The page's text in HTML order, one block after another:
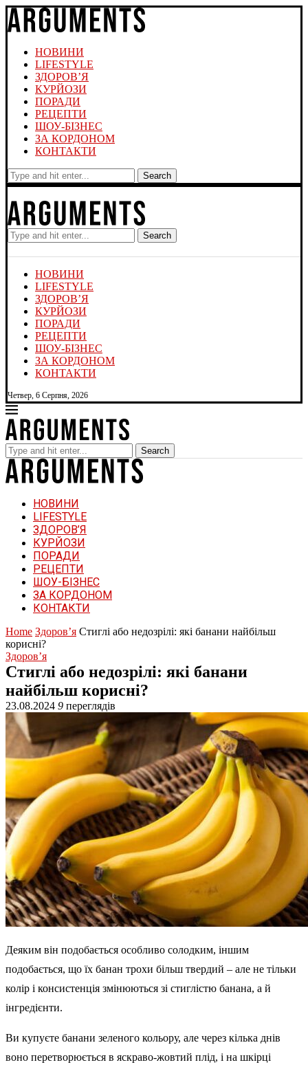
НОВИНИ
LIFESTYLE
ЗДОРОВ’Я
КУРЙОЗИ
ПОРАДИ
РЕЦЕПТИ
ШОУ-БІЗНЕС
ЗА КОРДОНОМ
КОНТАКТИ
Search
Search
НОВИНИ
LIFESTYLE
ЗДОРОВ’Я
КУРЙОЗИ
ПОРАДИ
РЕЦЕПТИ
ШОУ-БІЗНЕС
ЗА КОРДОНОМ
КОНТАКТИ
Четвер, 6 Серпня, 2026
Search
НОВИНИ
LIFESTYLE
ЗДОРОВ’Я
КУРЙОЗИ
ПОРАДИ
РЕЦЕПТИ
ШОУ-БІЗНЕС
ЗА КОРДОНОМ
КОНТАКТИ
Home Здоров’я Стиглі або недозрілі: які банани найбільш
корисні?
Здоров’я
Стиглі або недозрілі: які банани
найбільш корисні?
23.08.2024 9 переглядів
Деяким він подобається особливо солодким, іншим
подобається, що їх банан трохи більш твердий – але не тільки
колір і консистенція змінюються зі стиглістю банана, а й
інгредієнти.
Ви купуєте банани зеленого кольору, але через кілька днів
воно перетворюється в яскраво-жовтий плід, і на шкірці